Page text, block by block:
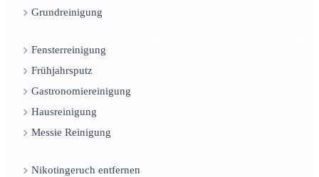
Grundreinigung
Fensterreinigung
Frühjahrsputz
Gastronomiereinigung
Hausreinigung
Messie Reinigung
Nikotingeruch entfernen